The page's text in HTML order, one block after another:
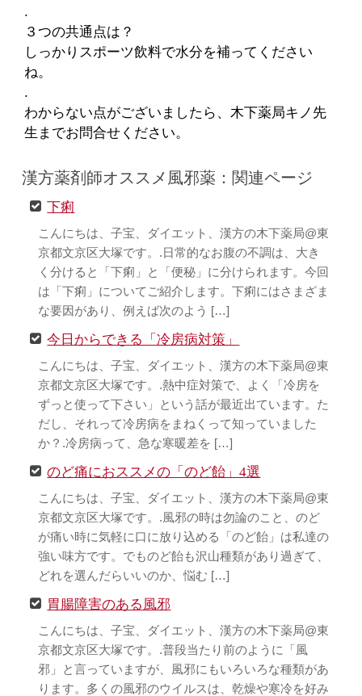
.
３つの共通点は？
しっかりスポーツ飲料で水分を補ってください
ね。
.
わからない点がございましたら、木下薬局キノ先
生までお問合せください。
漢方薬剤師オススメ風邪薬：関連ページ
下痢
こんにちは、子宝、ダイエット、漢方の木下薬局@東
京都文京区大塚です。.日常的なお腹の不調は、大き
く分けると「下痢」と「便秘」に分けられます。今回
は「下痢」についてご紹介します。下痢にはさまざま
な要因があり、例えば次のよう […]
今日からできる「冷房病対策」
こんにちは、子宝、ダイエット、漢方の木下薬局@東
京都文京区大塚です。.熱中症対策で、よく「冷房を
ずっと使って下さい」という話が最近出ています。た
だし、それって冷房病をまねくって知っていました
か？.冷房病って、急な寒暖差を […]
のど痛におススメの「のど飴」4選
こんにちは、子宝、ダイエット、漢方の木下薬局@東
京都文京区大塚です。.風邪の時は勿論のこと、のど
が痛い時に気軽に口に放り込める「のど飴」は私達の
強い味方です。でものど飴も沢山種類があり過ぎて、
どれを選んだらいいのか、悩む […]
胃腸障害のある風邪
こんにちは、子宝、ダイエット、漢方の木下薬局@東
京都文京区大塚です。.普段当たり前のように「風
邪」と言っていますが、風邪にもいろいろな種類があ
ります。多くの風邪のウイルスは、乾燥や寒冷を好み